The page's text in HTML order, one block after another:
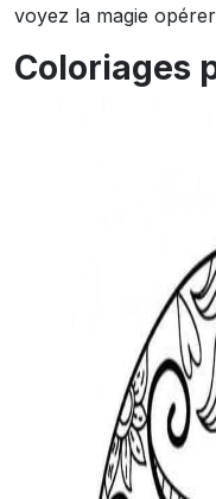
voyez la magie
Coloriages